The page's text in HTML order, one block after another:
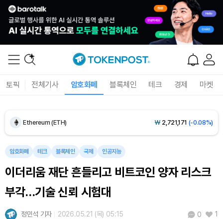
토픽 전체기사 암호화폐 블록체인 테크 경제 마켓
Ethereum (ETH) ₩ 2,721,171 (-0.08%)
Tether USDt (USDT)
BNB (BNB) ₩842,975 (-1.25%)
USDC (USDC)
암호화폐 테크 블록체인 국제 인공지능
이더리움 재단 흔들리고 비트코인 양자 리스크
부각…기술 신뢰 시험대
정민석 기자 2026.05.21 (목) 05:15 0 1